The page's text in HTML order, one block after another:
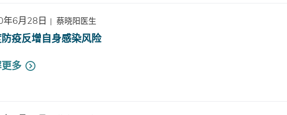
年6月28日 | 蔡晓阳医生
疫反增自身感染风险
多